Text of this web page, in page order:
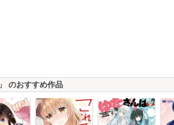
」 のおすすめ作品